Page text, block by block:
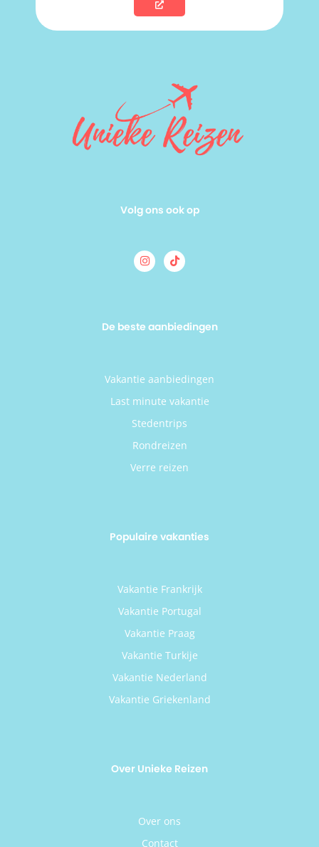
Volg ons ook op
De beste aanbiedingen
Vakantie aanbiedingen
Last minute vakantie
Stedentrips
Rondreizen
Verre reizen
Populaire vakanties
Vakantie Frankrijk
Vakantie Portugal
Vakantie Praag
Vakantie Turkije
Vakantie Nederland
Vakantie Griekenland
Over Unieke Reizen
Over ons
Contact